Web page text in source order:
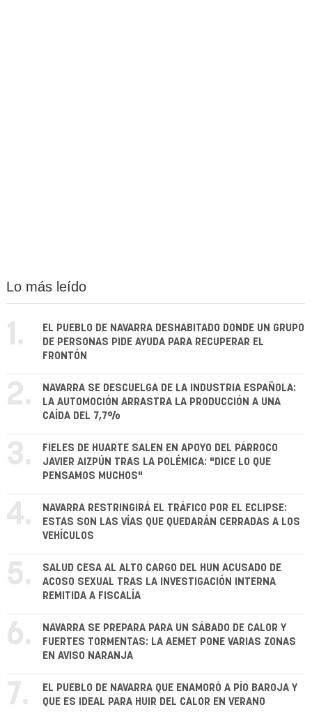
Lo más leído
1.
EL PUEBLO DE NAVARRA DESHABITADO DONDE UN GRUPO
DE PERSONAS PIDE AYUDA PARA RECUPERAR EL
FRONTÓN
2.
NAVARRA SE DESCUELGA DE LA INDUSTRIA ESPAÑOLA:
LA AUTOMOCIÓN ARRASTRA LA PRODUCCIÓN A UNA
CAÍDA DEL 7,7%
3.
FIELES DE HUARTE SALEN EN APOYO DEL PÁRROCO
JAVIER AIZPÚN TRAS LA POLÉMICA: "DICE LO QUE
PENSAMOS MUCHOS"
4.
NAVARRA RESTRINGIRÁ EL TRÁFICO POR EL ECLIPSE:
ESTAS SON LAS VÍAS QUE QUEDARÁN CERRADAS A LOS
VEHÍCULOS
5.
SALUD CESA AL ALTO CARGO DEL HUN ACUSADO DE
ACOSO SEXUAL TRAS LA INVESTIGACIÓN INTERNA
REMITIDA A FISCALÍA
6.
NAVARRA SE PREPARA PARA UN SÁBADO DE CALOR Y
FUERTES TORMENTAS: LA AEMET PONE VARIAS ZONAS
EN AVISO NARANJA
7.
EL PUEBLO DE NAVARRA QUE ENAMORÓ A PÍO BAROJA Y
QUE ES IDEAL PARA HUIR DEL CALOR EN VERANO